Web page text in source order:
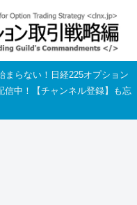
まらない！日経225オプション
信中！【チャンネル登録】も忘